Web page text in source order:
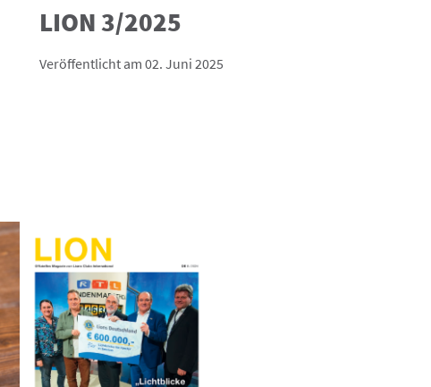
LION 3/2025
Veröffentlicht am 02. Juni 2025